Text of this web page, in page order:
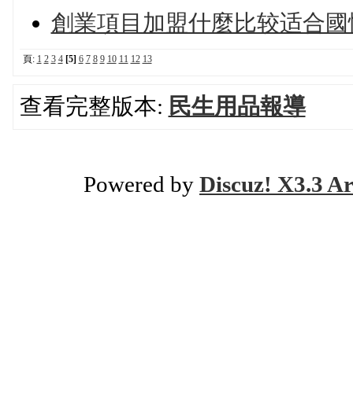
創業項目加盟什麼比较适合
頁: 1 2 3 4 [5] 6 7 8 9 10 11 12 13
查看完整版本: 民生用品報導
Powered by Discuz! X3.3